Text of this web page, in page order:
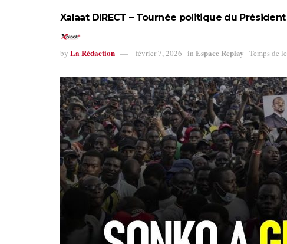
Xalaat DIRECT – Tournée politique du
by La Rédaction février 7, 2026 in Espace Replay Temps de